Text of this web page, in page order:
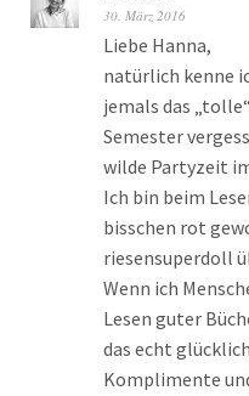
30. März 2016
Liebe Hanna,
natürlich kenne
jemals das
Semester
wilde Partyzeit
Ich bin beim
bisschen rot
riesensuperdoll
Wenn ich
Lesen guter
das echt
Komplimente